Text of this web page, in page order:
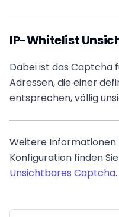
IP-Whitelist
Dabei ist das Captcha
Adressen, die einer
entsprechen, völlig
Weitere Informationen
Konfiguration finden
Unsichtbares Captcha.